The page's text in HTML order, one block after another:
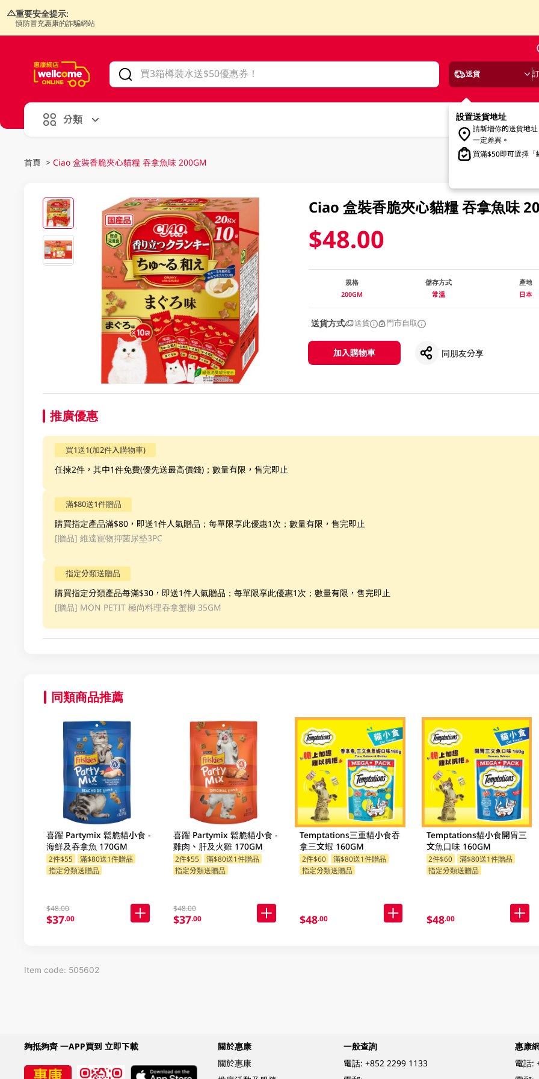
重要安全提示:
慎防冒充惠康的詐騙網站
送貨
設置送貨地址
請新增你的送貨地
一定差異。
買滿$50即可選擇「
分類
首頁 > Ciao 盒裝香脆夾心貓糧 吞拿魚味 200GM
Ciao 盒裝香脆夾心貓糧 吞拿魚味
$48.00
規格
200GM
儲存方式
常溫
產地
日本
送貨方式 送貨 門市自取
加入購物車 同朋友分享
推廣優惠
買1送1(加2件入購物車)
任揀2件，其中1件免費(優先送最高價錢)；數量有限，售完即止
滿$80送1件贈品
購買指定產品滿$80，即送1件人氣贈品；每單限享此優惠1次；數量有限，售完即止
[贈品] 維達寵物抑菌尿墊3PC
指定分類送贈品
購買指定分類產品每滿$30，即送1件人氣贈品；每單限享此優惠1次；數量有限，售完即止
[贈品] MON PETIT 極尚料理吞拿蟹柳 35GM
同類商品推薦
喜躍 Partymix 鬆脆貓小食 -
海鮮及吞拿魚 170GM
2件$55
滿$80送1件贈品
指定分類送贈品
$48.00
$37.00
喜躍 Partymix 鬆脆貓小食 -
雞肉、肝及火雞 170GM
2件$55
滿$80送1件贈品
指定分類送贈品
$48.00
$37.00
Temptations三重貓小食吞
拿三文蝦 160GM
2件$60
滿$80送1件贈品
指定分類送贈品
$48.00
Temptations貓小食開胃三
文魚口味 160GM
2件$60
滿$80送1件贈品
指定分類送贈品
$48.00
Item code: 505602
夠抵夠齊 一APP買到 立即下載
關於惠康
關於惠康
一般查詢
電話: +852 2299 1133
惠康
電話: